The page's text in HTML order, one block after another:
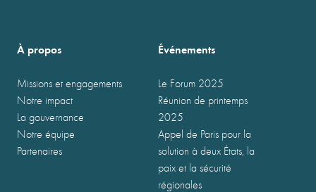
À propos
Missions et engagements
Notre impact
La gouvernance
Notre équipe
Partenaires
Événements
Le Forum 2025
Réunion de printemps
2025
Appel de Paris pour la
solution à deux États, la
paix et la sécurité
régionales